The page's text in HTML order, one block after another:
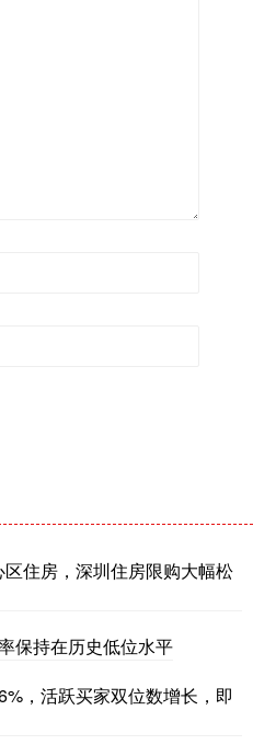
住房，深圳住房限购大幅松
保持在历史低位水平
，活跃买家双位数增长，即